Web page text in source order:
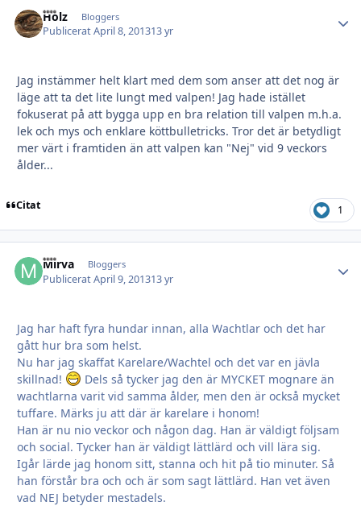
Holz Bloggers
PubliceratApril 8, 201313 yr
Jag instämmer helt klart med dem som anser att det nog är
läge att ta det lite lungt med valpen! Jag hade istället
fokuserat på att bygga upp en bra relation till valpen m.h.a.
lek och mys och enklare köttbulletricks. Tror det är betydligt
mer värt i framtiden än att valpen kan "Nej" vid 9 veckors
ålder...
Citat 1
Mirva Bloggers
PubliceratApril 9, 201313 yr
Jag har haft fyra hundar innan, alla Wachtlar och det har
gått hur bra som helst.
Nu har jag skaffat Karelare/Wachtel och det var en jävla
skillnad!
Dels så tycker jag den är MYCKET mognare än
wachtlarna varit vid samma ålder, men den är också mycket
tuffare. Märks ju att där är karelare i honom!
Han är nu nio veckor och någon dag. Han är väldigt följsam
och social. Tycker han är väldigt lättlärd och vill lära sig.
Igår lärde jag honom sitt, stanna och hit på tio minuter. Så
han förstår bra och och är som sagt lättlärd. Han vet även
vad NEJ betyder mestadels.